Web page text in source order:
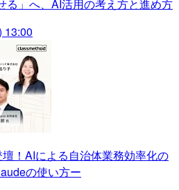
る」へ、AI活用の考え方と進め方
13:00
壇！AIによる自治体業務効率化の
の使い方ー